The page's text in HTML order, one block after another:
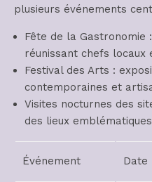
plusieurs événements
Fête de la Gastronomie
réunissant chefs locaux
Festival des Arts :
contemporaines et
Visites nocturnes des
des lieux
Événement Date